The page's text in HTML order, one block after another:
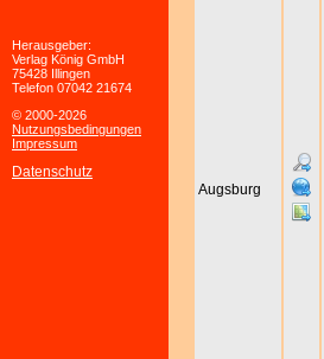
Herausgeber:
Verlag König GmbH
75428 Illingen
Telefon 07042 21674
© 2000-2026
Nutzungsbedingungen
Impressum
Datenschutz
Augsburg